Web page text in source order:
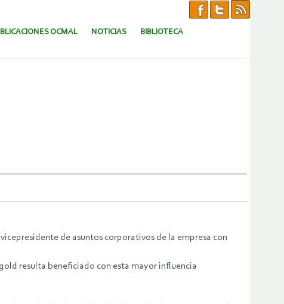
OCMAL NOTICIAS BIBLIOTECA
de asuntos corporativos de la empresa con
resulta beneficiado con esta mayor influencia